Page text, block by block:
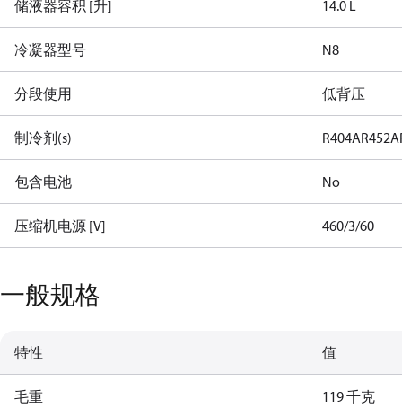
储液器容积 [升] 14.0 L
冷凝器型号 N8
分段使用 低背压
制冷剂(s) R404AR452A
包含电池 No
压缩机电源 [V] 460/3/60
一般规格
特性 值
毛重 119 千克